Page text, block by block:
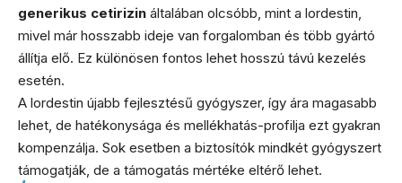
generikus cetirizin általában olcsóbb, mint a lordestin,
mivel már hosszabb ideje van forgalomban és több gyártó
állítja elő. Ez különösen fontos lehet hosszú távú kezelés
esetén.
A lordestin újabb fejlesztésű gyógyszer, így ára magasabb
lehet, de hatékonysága és mellékhatás-profilja ezt gyakran
kompenzálja. Sok esetben a biztosítók mindkét gyógyszert
támogatják, de a támogatás mértéke eltérő lehet.